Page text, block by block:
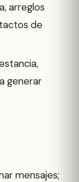
arreglos
de
generar
mensajes;